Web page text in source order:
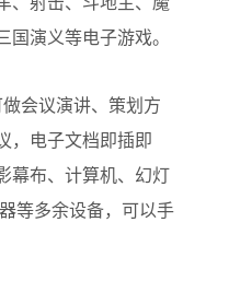
国演义等电子游戏。
会议演讲、策划方
，电子文档即插即
幕布、计算机、幻灯
等多余设备，可以手